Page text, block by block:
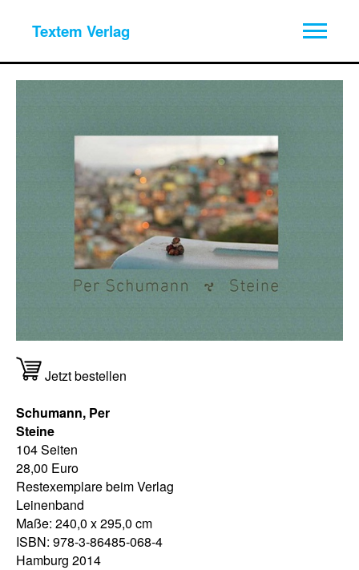
Textem Verlag
Jetzt bestellen
Schumann, Per
Steine
104 Seiten
28,00 Euro
Restexemplare beim Verlag
Leinenband
Maße: 240,0 x 295,0 cm
ISBN: 978-3-86485-068-4
Hamburg 2014